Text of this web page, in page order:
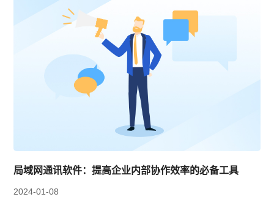
局域网通讯软件：提高企业内部协作效率的必备工具
2024-01-08